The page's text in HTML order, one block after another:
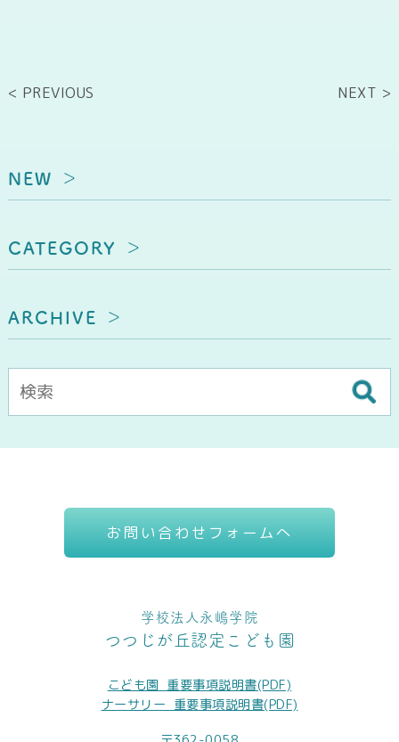
< PREVIOUS NEXT >
NEW
CATEGORY
ARCHIVE
お問い合わせフォームへ
学校法人永嶋学院
つつじが丘認定こども園
こども園_重要事項説明書(PDF)
ナーサリー_重要事項説明書(PDF)